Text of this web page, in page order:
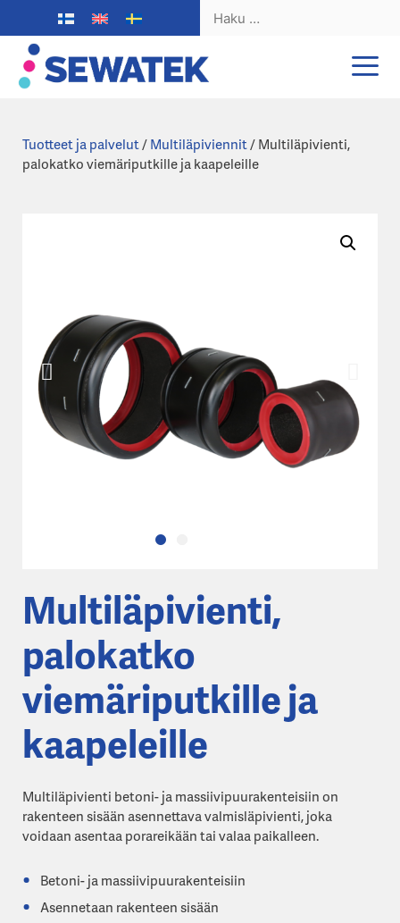
Haku:
Siirry
sisältöön
Tuotteet ja palvelut/Multiläpiviennit/ Multiläpivienti,
palokatko viemäriputkille ja kaapeleille
Multiläpivienti,
palokatko
viemäriputkille ja
kaapeleille
Multiläpivienti betoni- ja massiivipuurakenteisiin on
rakenteen sisään asennettava valmisläpivienti, joka
voidaan asentaa porareikään tai valaa paikalleen.
Betoni- ja massiivipuurakenteisiin
Asennetaan rakenteen sisään